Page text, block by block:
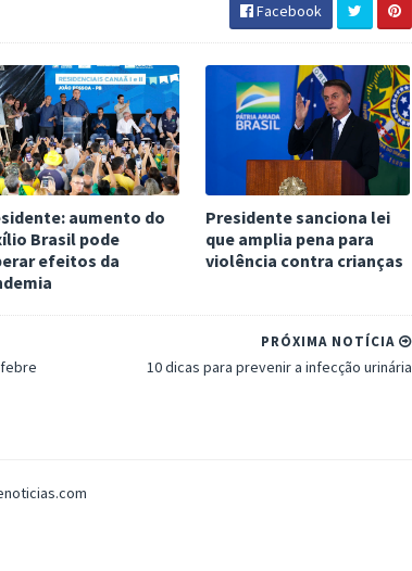
Facebook
aumento do
Brasil pode
efeitos da
Presidente sanciona lei
que amplia pena para
violência contra crianças
PRÓXIMA NOTÍCIA
10 dicas para prevenir a infecção urinária